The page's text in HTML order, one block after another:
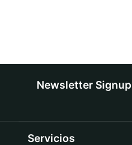
Newsletter Signup
Servicios